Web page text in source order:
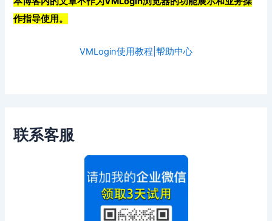
作指导使用。
VMLogin使用教程|帮助中心
联系客服